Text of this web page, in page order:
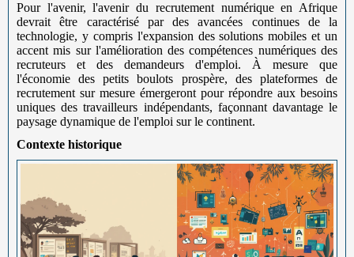
Pour l'avenir, l'avenir du recrutement numérique en Afrique
devrait être caractérisé par des avancées continues de la
technologie, y compris l'expansion des solutions mobiles et un
accent mis sur l'amélioration des compétences numériques des
recruteurs et des demandeurs d'emploi. À mesure que
l'économie des petits boulots prospère, des plateformes de
recrutement sur mesure émergeront pour répondre aux besoins
uniques des travailleurs indépendants, façonnant davantage le
paysage dynamique de l'emploi sur le continent.
Contexte historique